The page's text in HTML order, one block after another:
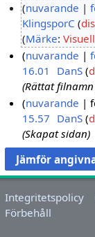
e
u
6
u
2
2
6
nuvarande
KlingsporC
I
n
g
e
n
r
e
d
i
g
r
Märke:
o
o
b
r
2
nuvarande
16.01
DanS
Rättat
nuvarande
15.57 DanS
Skapat sidan
Integritetspolicy
Förbehåll